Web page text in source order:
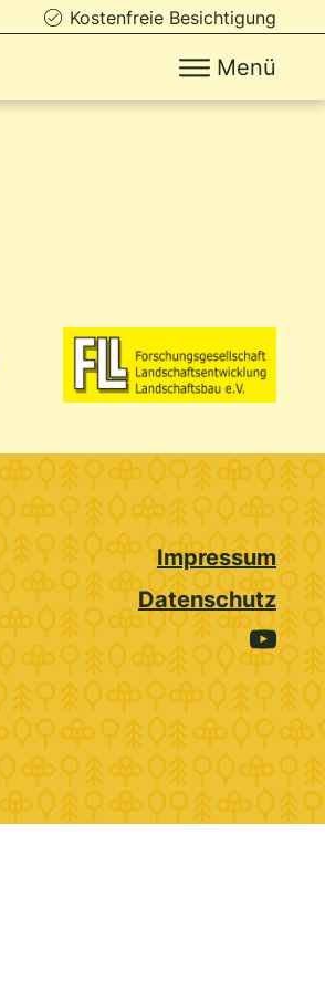
Kostenfreie Besichtigung
Menü
Impressum
Datenschutz